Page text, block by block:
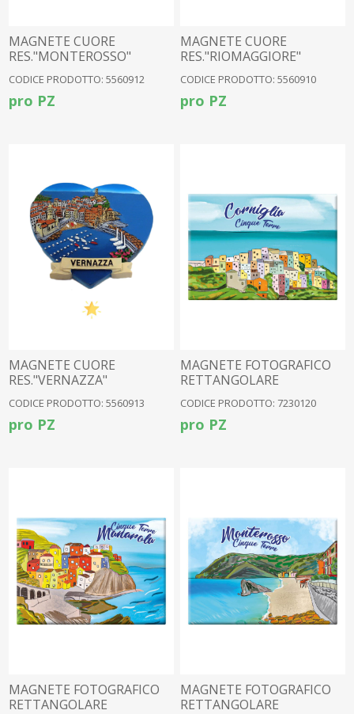
MAGNETE CUORE
RES."MONTEROSSO"
CODICE PRODOTTO: 5560912
pro PZ
MAGNETE CUORE
RES."RIOMAGGIORE"
CODICE PRODOTTO: 5560910
pro PZ
MAGNETE CUORE
RES."VERNAZZA"
CODICE PRODOTTO: 5560913
pro PZ
MAGNETE FOTOGRAFICO
RETTANGOLARE
CODICE PRODOTTO: 7230120
pro PZ
MAGNETE FOTOGRAFICO
RETTANGOLARE
MAGNETE FOTOGRAFICO
RETTANGOLARE